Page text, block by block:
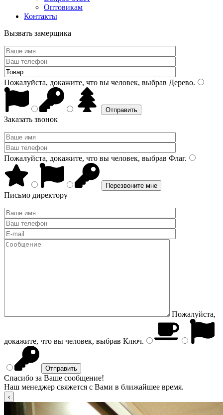
Оптовикам
Контакты
Вызвать замерщика
Пожалуйста, докажите, что вы человек, выбрав Дерево.
Заказать звонок
Пожалуйста, докажите, что вы человек, выбрав Флаг.
Письмо директору
Пожалуйста,
докажите, что вы человек, выбрав Ключ.
Спасибо за Ваше сообщение!
Наш менеджер свяжется с Вами в ближайшее время.